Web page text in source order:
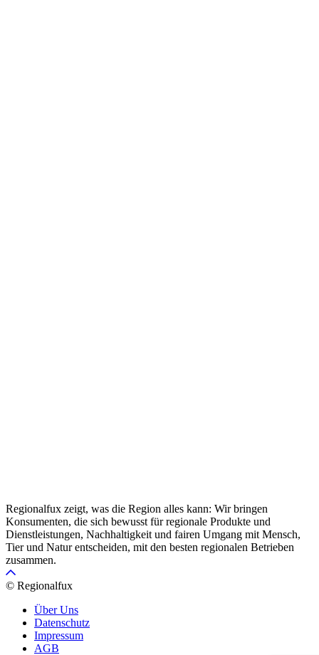
Regionalfux zeigt, was die Region alles kann: Wir bringen
Konsumenten, die sich bewusst für regionale Produkte und
Dienstleistungen, Nachhaltigkeit und fairen Umgang mit Mensch,
Tier und Natur entscheiden, mit den besten regionalen Betrieben
zusammen.
© Regionalfux
Über Uns
Datenschutz
Impressum
AGB